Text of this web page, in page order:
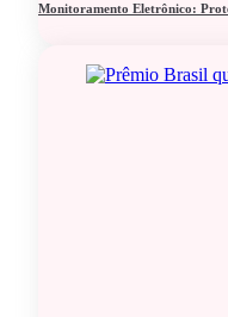
Monitoramento Eletrônico: